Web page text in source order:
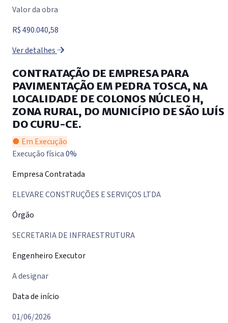
Valor da obra
R$ 490.040,58
Ver detalhes
CONTRATAÇÃO DE EMPRESA PARA
PAVIMENTAÇÃO EM PEDRA TOSCA, NA
LOCALIDADE DE COLONOS NÚCLEO H,
ZONA RURAL, DO MUNICÍPIO DE SÃO LUÍS
DO CURU-CE.
● Em Execução
Execução física0%
Empresa Contratada
ELEVARE CONSTRUÇÕES E SERVIÇOS LTDA
Órgão
SECRETARIA DE INFRAESTRUTURA
Engenheiro Executor
A designar
Data de início
01/06/2026